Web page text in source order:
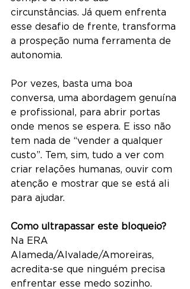
circunstâncias. Já quem enfrenta
esse desafio de frente, transforma
a prospeção numa ferramenta de
autonomia.
Por vezes, basta uma boa
conversa, uma abordagem genuína
e profissional, para abrir portas
onde menos se espera. E isso não
tem nada de “vender a qualquer
custo”. Tem, sim, tudo a ver com
criar relações humanas, ouvir com
atenção e mostrar que se está ali
para ajudar.
Como ultrapassar este bloqueio?
Na ERA
Alameda/Alvalade/Amoreiras,
acredita-se que ninguém precisa
enfrentar esse medo sozinho.